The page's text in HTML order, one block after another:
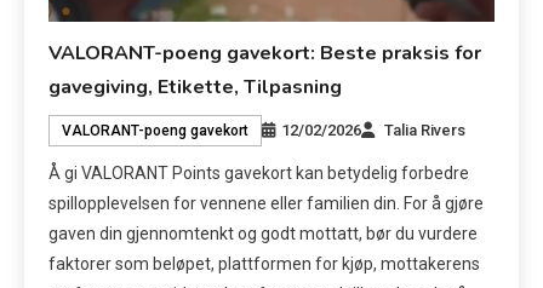
VALORANT-poeng gavekort: Beste praksis for
gavegiving, Etikette, Tilpasning
VALORANT-poeng gavekort 12/02/2026 Talia Rivers
Å gi VALORANT Points gavekort kan betydelig forbedre
spillopplevelsen for vennene eller familien din. For å gjøre
gaven din gjennomtenkt og godt mottatt, bør du vurdere
faktorer som beløpet, plattformen for kjøp, mottakerens